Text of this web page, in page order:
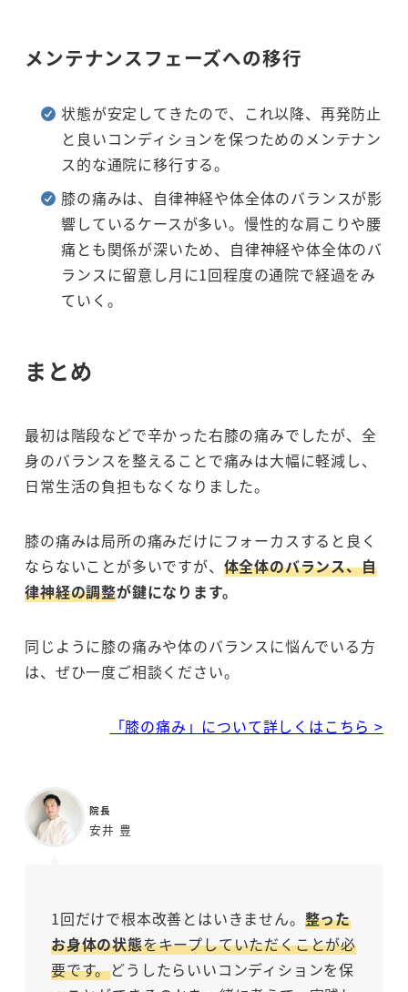
メンテナンスフェーズへの移行
状態が安定してきたので、これ以降、再発防止
と良いコンディションを保つためのメンテナン
ス的な通院に移行する。
膝の痛みは、自律神経や体全体のバランスが影
響しているケースが多い。慢性的な肩こりや腰
痛とも関係が深いため、自律神経や体全体のバ
ランスに留意し月に1回程度の通院で経過をみ
ていく。
まとめ
最初は階段などで辛かった右膝の痛みでしたが、全
身のバランスを整えることで痛みは大幅に軽減し、
日常生活の負担もなくなりました。
膝の痛みは局所の痛みだけにフォーカスすると良く
ならないことが多いですが、 体全体のバランス、自
律神経の調整が鍵になります。
同じように膝の痛みや体のバランスに悩んでいる方
は、ぜひ一度ご相談ください。
「膝の痛み」について詳しくはこちら >
院長
安井 豊
1回だけで根本改善とはいきません。 整った
お身体の状態をキープしていただくことが必
要です。どうしたらいいコンディションを保